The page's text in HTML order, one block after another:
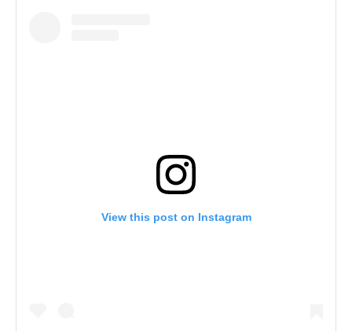
View this post on Instagram